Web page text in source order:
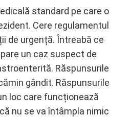
standard pe care o
Cere regulamentul
de urgență. Întreabă ce
un caz suspect de
Răspunsurile
gândit. Răspunsurile
loc care funcționează
nu se va întâmpla nimic